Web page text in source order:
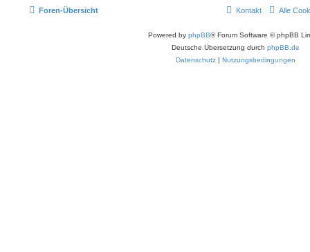
Foren-Übersicht Alle
Kontakt
Powered by phpBB® Forum Software © phpBB
Deutsche Übersetzung durch phpBB.de
Datenschutz | Nutzungsbedingungen